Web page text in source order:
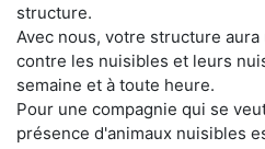
structure.
Avec nous, votre structure
contre les nuisibles et leurs
semaine et à toute heure.
Pour une compagnie qui se
présence d'animaux nuisibles